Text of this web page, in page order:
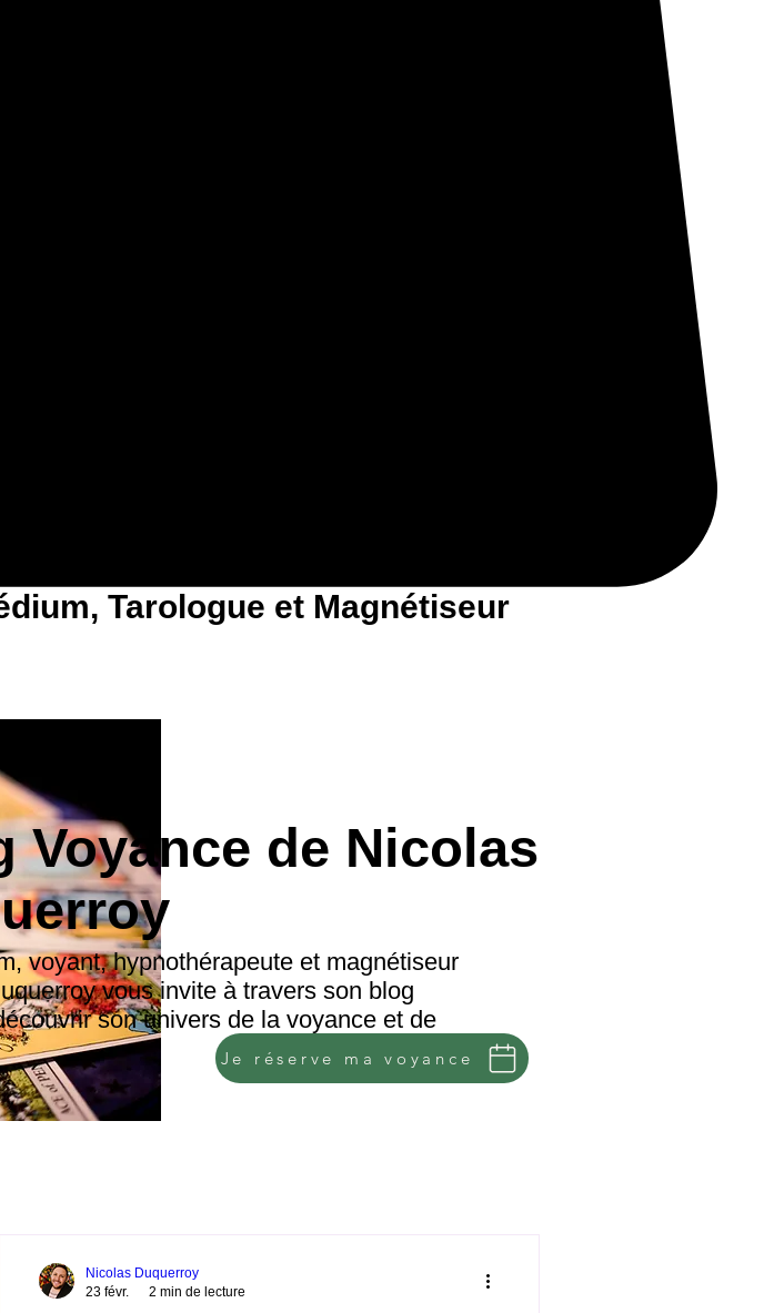
Tarologue et Magnétiseur
Voyance de Nicolas
voyant, hypnothérapeute et magnétiseur
vous invite à travers son blog
son univers de la voyance et de
Je réserve ma voyance
Nicolas Duquerroy
23 févr.
2 min de lecture